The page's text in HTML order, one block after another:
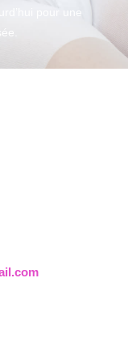
pour une